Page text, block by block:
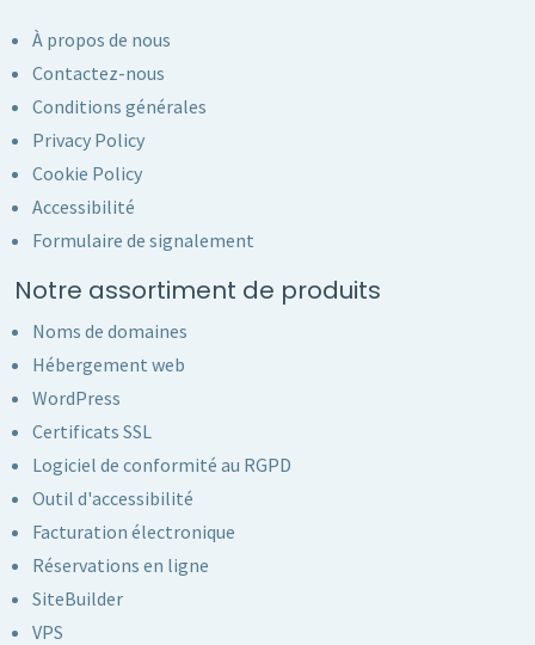
À propos de nous
Contactez-nous
Conditions générales
Privacy Policy
Cookie Policy
Accessibilité
Formulaire de signalement
Notre assortiment de produits
Noms de domaines
Hébergement web
WordPress
Certificats SSL
Logiciel de conformité au RGPD
Outil d'accessibilité
Facturation électronique
Réservations en ligne
SiteBuilder
VPS